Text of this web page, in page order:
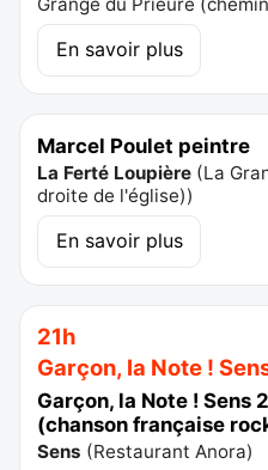
En savoir plus
Marcel Poulet peintre
La Ferté Loupière (La
droite de l'église))
En savoir plus
21h
Garçon, la Note !
Garçon, la Note ! Sens
(chanson française
Sens (Restaurant Anora)